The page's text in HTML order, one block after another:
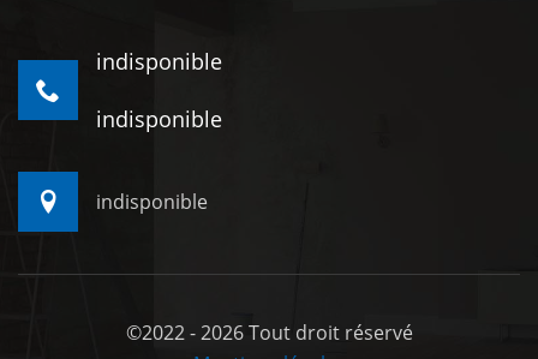
indisponible
indisponible
indisponible
©2022 - 2026 Tout droit réservé